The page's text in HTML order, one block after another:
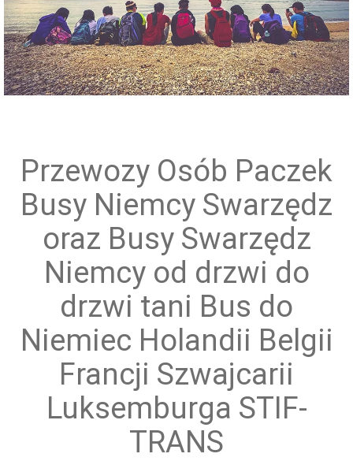
Przewóz grup zorganizowanych
Przewozy Osób Paczek
Busy Niemcy Swarzędz
oraz Busy Swarzędz
Niemcy od drzwi do
drzwi tani Bus do
Niemiec Holandii Belgii
Francji Szwajcarii
Luksemburga STIF-
TRANS